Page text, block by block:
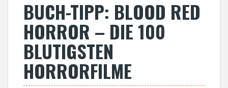
BUCH-TIPP: BLOOD RED
HORROR – DIE 100
BLUTIGSTEN
HORRORFILME